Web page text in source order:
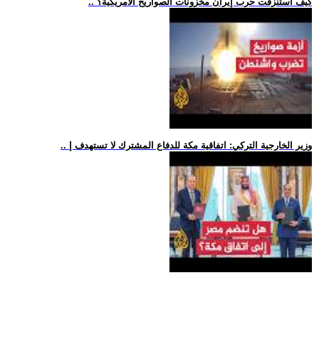
.. وزير الخارجية التركي: اتفاقية مكة للدفاع المشترك لا تستهدف إ